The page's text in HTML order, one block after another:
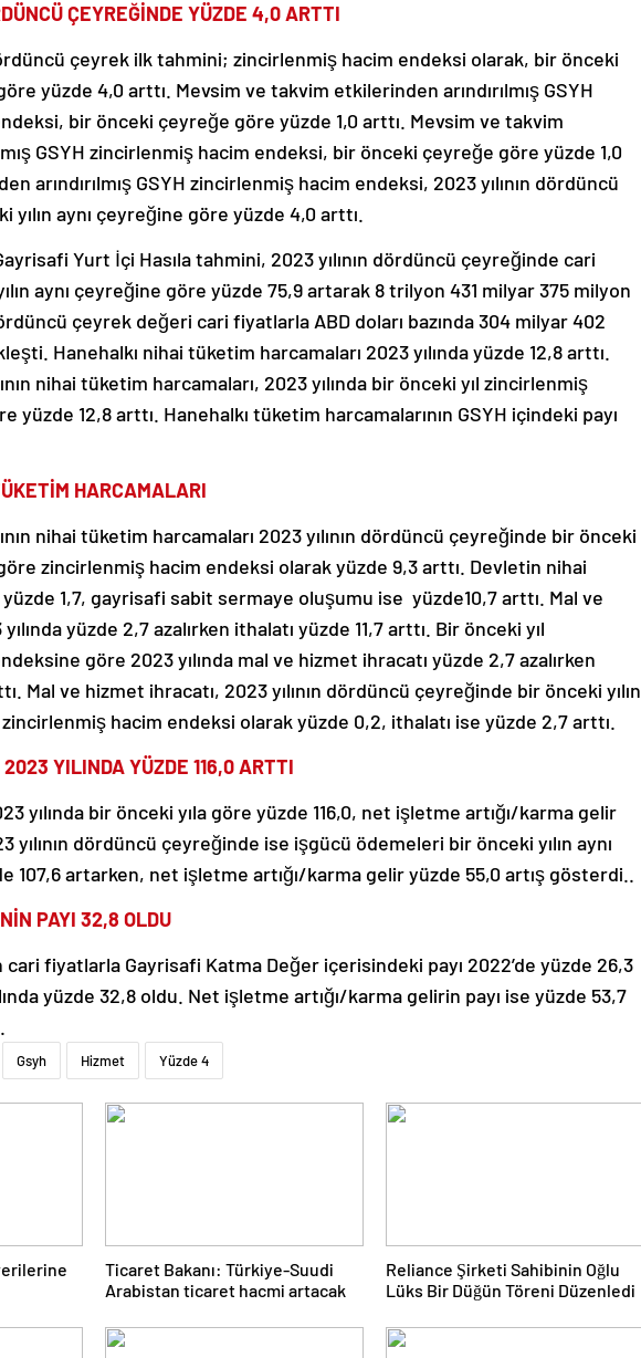
ÇEYREĞİNDE YÜZDE 4,0 ARTTI
çeyrek ilk tahmini; zincirlenmiş hacim endeksi olarak, bir önceki
yüzde 4,0 arttı. Mevsim ve takvim etkilerinden arındırılmış GSYH
bir önceki çeyreğe göre yüzde 1,0 arttı. Mevsim ve takvim
GSYH zincirlenmiş hacim endeksi, bir önceki çeyreğe göre yüzde 1,0
arındırılmış GSYH zincirlenmiş hacim endeksi, 2023 yılının dördüncü
aynı çeyreğine göre yüzde 4,0 arttı.
Yurt İçi Hasıla tahmini, 2023 yılının dördüncü çeyreğinde cari
aynı çeyreğine göre yüzde 75,9 artarak 8 trilyon 431 milyar 375 milyon
çeyrek değeri cari fiyatlarla ABD doları bazında 304 milyar 402
Hanehalkı nihai tüketim harcamaları 2023 yılında yüzde 12,8 arttı.
nihai tüketim harcamaları, 2023 yılında bir önceki yıl zincirlenmiş
yüzde 12,8 arttı. Hanehalkı tüketim harcamalarının GSYH içindeki payı
HARCAMALARI
nihai tüketim harcamaları 2023 yılının dördüncü çeyreğinde bir önceki
göre zincirlenmiş hacim endeksi olarak yüzde 9,3 arttı. Devletin nihai
1,7, gayrisafi sabit sermaye oluşumu ise yüzde10,7 arttı. Mal ve
yüzde 2,7 azalırken ithalatı yüzde 11,7 arttı. Bir önceki yıl
göre 2023 yılında mal ve hizmet ihracatı yüzde 2,7 azalırken
Mal ve hizmet ihracatı, 2023 yılının dördüncü çeyreğinde bir önceki yılın
hacim endeksi olarak yüzde 0,2, ithalatı ise yüzde 2,7 arttı.
2023 YILINDA YÜZDE 116,0 ARTTI
yılında bir önceki yıla göre yüzde 116,0, net işletme artığı/karma gelir
yılının dördüncü çeyreğinde ise işgücü ödemeleri bir önceki yılın aynı
107,6 artarken, net işletme artığı/karma gelir yüzde 55,0 artış gösterdi..
PAYI 32,8 OLDU
fiyatlarla Gayrisafi Katma Değer içerisindeki payı 2022’de yüzde 26,3
yüzde 32,8 oldu. Net işletme artığı/karma gelirin payı ise yüzde 53,7
Gsyh Hizmet Yüzde 4
Ticaret Bakanı: Türkiye-Suudi
Arabistan ticaret hacmi artacak
Reliance Şirketi Sahibinin Oğlu
Lüks Bir Düğün Töreni Düzenledi